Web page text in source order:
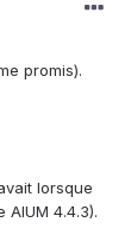
promis).
lorsque
4.4.3).